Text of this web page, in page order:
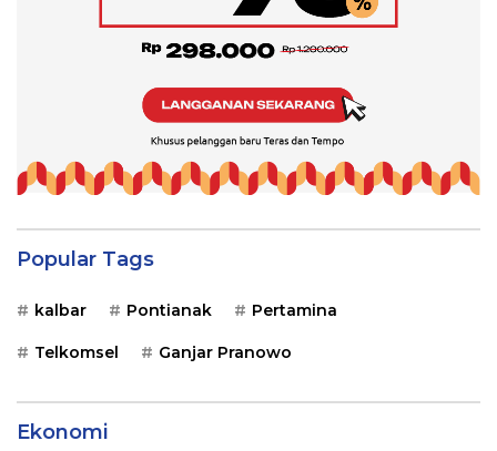
Popular Tags
kalbar Pontianak Pertamina
Telkomsel Ganjar Pranowo
Ekonomi